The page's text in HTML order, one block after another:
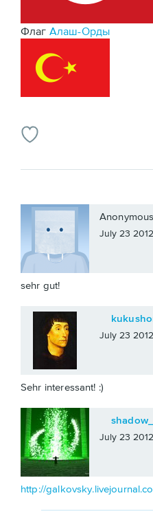
Флаг Алаш-Орды
Anonymous
July 23
sehr gut!
July 23
Sehr interessant! :)
July 23
http://